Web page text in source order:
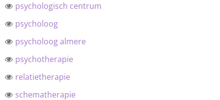
psychologisch centrum
psycholoog
psycholoog almere
psychotherapie
relatietherapie
schematherapie